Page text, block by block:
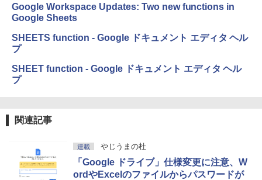
Google Workspace Updates: Two new functions in
Google Sheets
SHEETS function - Google ドキュメント エディタ ヘル
プ
SHEET function - Google ドキュメント エディタ ヘル
プ
関連記事
連載 やじうまの杜
「Google ドライブ」仕様変更に注意、W
ordやExcelのファイルからパスワードが